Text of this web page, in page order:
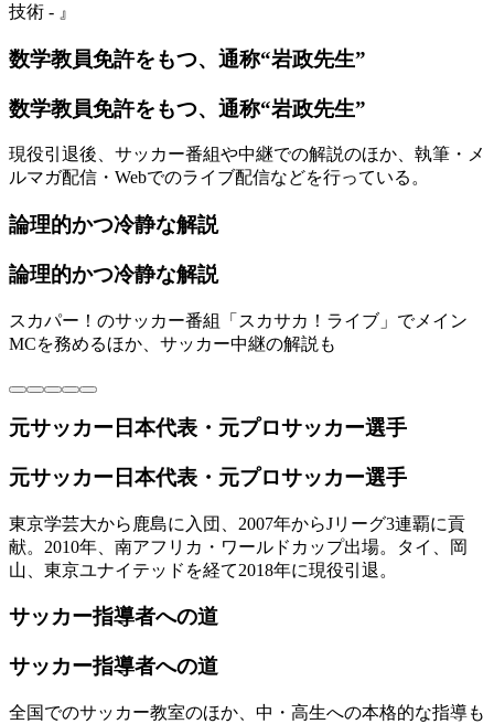
技術 - 』
数学教員免許をもつ、通称“岩政先生”
数学教員免許をもつ、通称“岩政先生”
現役引退後、サッカー番組や中継での解説のほか、執筆・メ
ルマガ配信・Webでのライブ配信などを行っている。
論理的かつ冷静な解説
論理的かつ冷静な解説
スカパー！のサッカー番組「スカサカ！ライブ」でメイン
MCを務めるほか、サッカー中継の解説も
元サッカー日本代表・元プロサッカー選手
元サッカー日本代表・元プロサッカー選手
東京学芸大から鹿島に入団、2007年からJリーグ3連覇に貢
献。2010年、南アフリカ・ワールドカップ出場。タイ、岡
山、東京ユナイテッドを経て2018年に現役引退。
サッカー指導者への道
サッカー指導者への道
全国でのサッカー教室のほか、中・高生への本格的な指導も